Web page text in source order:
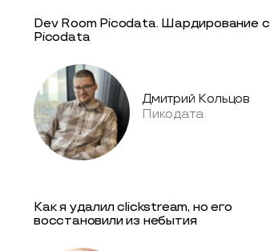
Dev Room Picodata. Шардирование с
Picodata
Дмитрий Кольцов
Пикодата
Как я удалил clickstream, но его
восстановили из небытия